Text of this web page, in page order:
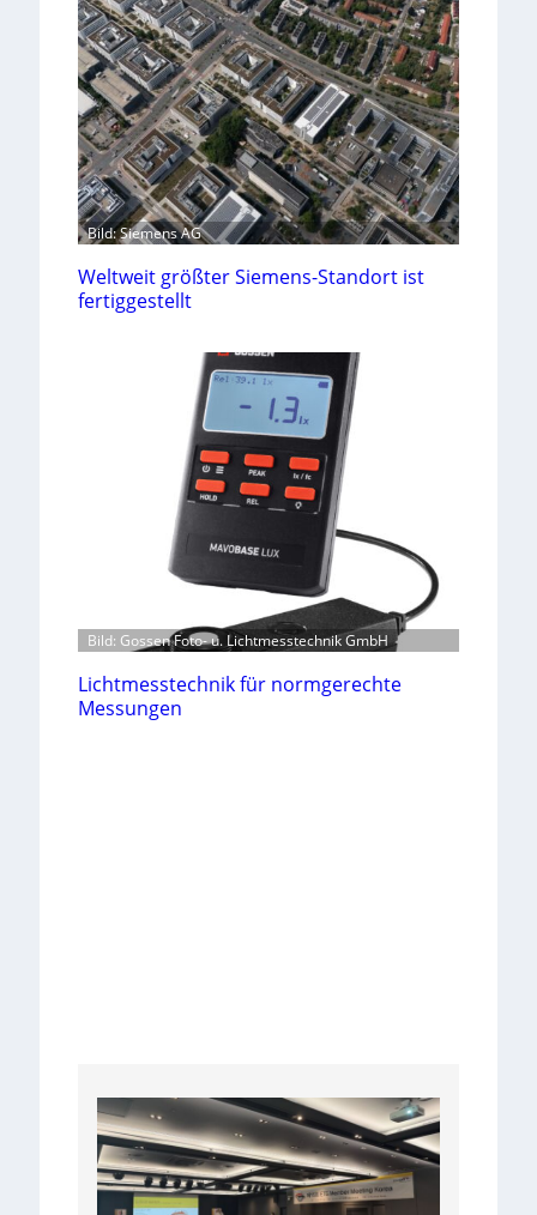
Bild: Siemens AG
Weltweit größter Siemens-Standort ist
fertiggestellt
Bild: Gossen Foto- u. Lichtmesstechnik GmbH
Lichtmesstechnik für normgerechte
Messungen